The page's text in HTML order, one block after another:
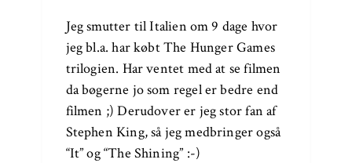
Jeg smutter til Italien om 9 dage hvor
jeg bl.a. har købt The Hunger Games
trilogien. Har ventet med at se filmen
da bøgerne jo som regel er bedre end
filmen ;) Derudover er jeg stor fan af
Stephen King, så jeg medbringer også
“It” og “The Shining” :-)